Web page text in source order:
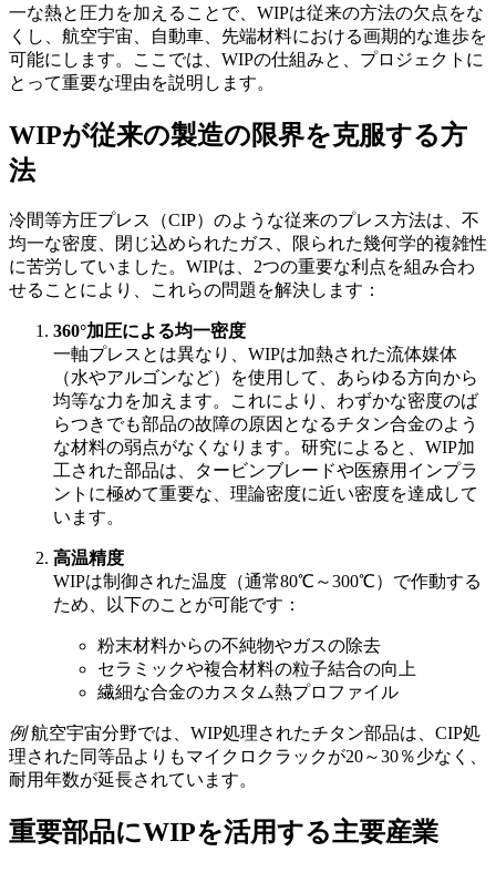
一な熱と圧力を加えることで、WIPは従来の方法の欠点をな
くし、航空宇宙、自動車、先端材料における画期的な進歩を
可能にします。ここでは、WIPの仕組みと、プロジェクトに
とって重要な理由を説明します。
WIPが従来の製造の限界を克服する方
法
冷間等方圧プレス（CIP）のような従来のプレス方法は、不
均一な密度、閉じ込められたガス、限られた幾何学的複雑性
に苦労していました。WIPは、2つの重要な利点を組み合わ
せることにより、これらの問題を解決します：
360°加圧による均一密度
一軸プレスとは異なり、WIPは加熱された流体媒体
（水やアルゴンなど）を使用して、あらゆる方向から
均等な力を加えます。これにより、わずかな密度のば
らつきでも部品の故障の原因となるチタン合金のよう
な材料の弱点がなくなります。研究によると、WIP加
工された部品は、タービンブレードや医療用インプラ
ントに極めて重要な、理論密度に近い密度を達成して
います。
高温精度
WIPは制御された温度（通常80℃～300℃）で作動する
ため、以下のことが可能です：
粉末材料からの不純物やガスの除去
セラミックや複合材料の粒子結合の向上
繊細な合金のカスタム熱プロファイル
例航空宇宙分野では、WIP処理されたチタン部品は、CIP処
理された同等品よりもマイクロクラックが20～30％少なく、
耐用年数が延長されています。
重要部品にWIPを活用する主要産業